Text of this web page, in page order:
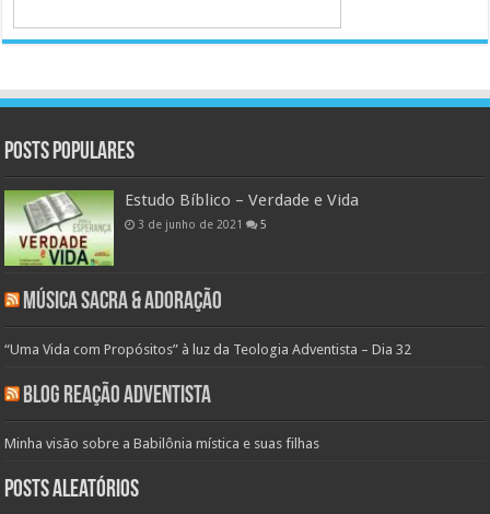
Posts populares
Estudo Bíblico – Verdade e Vida
3 de junho de 2021 5
Música Sacra & Adoração
“Uma Vida com Propósitos” à luz da Teologia Adventista – Dia 32
Blog Reação Adventista
Minha visão sobre a Babilônia mística e suas filhas
Posts aleatórios